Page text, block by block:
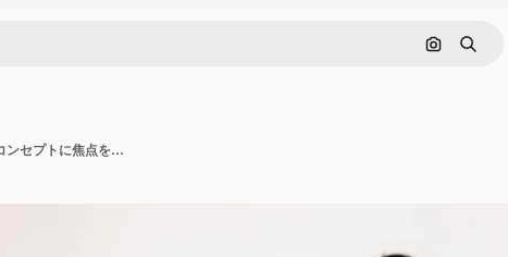
画像で検索
検索
スポーツのウェルビーイングとアクティブなライフスタイルのコンセプトに焦点を当て、やる気のあるアジア人女性のケトルブを使ったワークアウト